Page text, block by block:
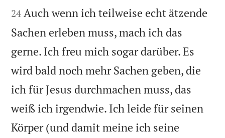


24 Auch wenn ich teilweise echt ätzende
Sachen erleben muss, mach ich das
gerne. Ich freu mich sogar darüber. Es
wird bald noch mehr Sachen geben, die
ich für Jesus durchmachen muss, das
weiß ich irgendwie. Ich leide für seinen
Körper (und damit meine ich seine